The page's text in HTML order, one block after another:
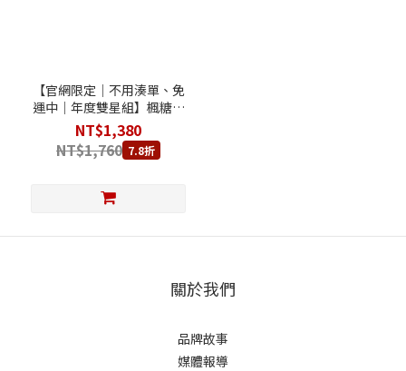
【官網限定｜不用湊單、免
運中｜年度雙星組】楓糖蔓
越莓乳酪蛋糕 6吋 + 朱古力圓
舞曲乳酪蛋糕 6吋
NT$1,380
NT$1,760 7.8折
關於我們
品牌故事
媒體報導